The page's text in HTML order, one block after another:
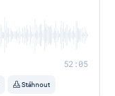
52:05
Stáhnout